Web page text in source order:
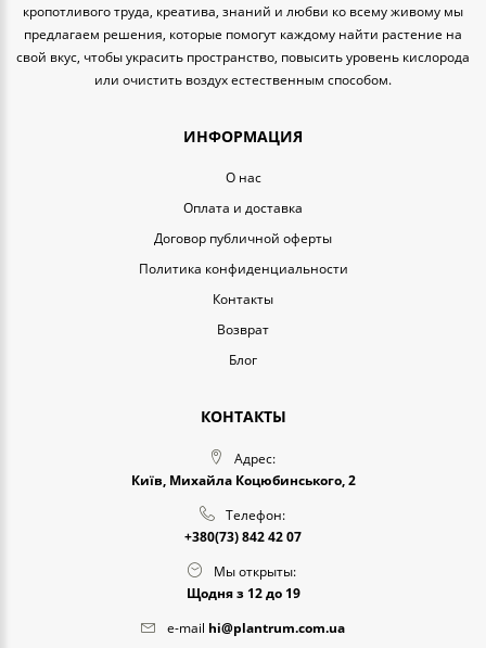
кропотливого труда, креатива, знаний и любви ко всему живому мы
предлагаем решения, которые помогут каждому найти растение на
свой вкус, чтобы украсить пространство, повысить уровень кислорода
или очистить воздух естественным способом.
ИНФОРМАЦИЯ
O нас
Оплата и доставка
Договор публичной оферты
Политика конфиденциальности
Контакты
Возврат
Блог
КОНТАКТЫ
Адрес:
Київ, Михайла Коцюбинського, 2
Телефон:
+380(73) 842 42 07
Мы открыты:
Щодня з 12 до 19
e-mail hi@plantrum.com.ua